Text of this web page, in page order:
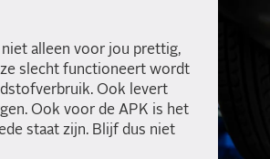
alleen voor jou prettig,
slecht functioneert wordt
Ook levert
Ook voor de APK is het
staat zijn. Blijf dus niet